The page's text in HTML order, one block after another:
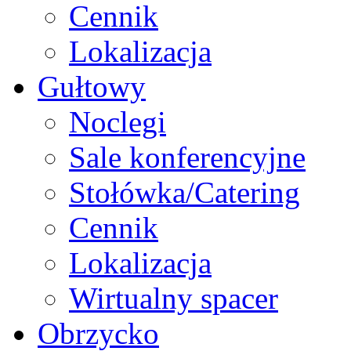
Cennik
Lokalizacja
Gułtowy
Noclegi
Sale konferencyjne
Stołówka/Catering
Cennik
Lokalizacja
Wirtualny spacer
Obrzycko